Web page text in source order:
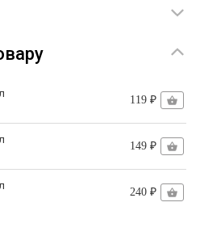
спирта -
вязким веществом;
который спасёт
119 ₽
149 ₽
240 ₽